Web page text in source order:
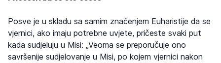
Posve je u skladu sa samim značenjem Euharistije da se
vjernici, ako imaju potrebne uvjete, pričeste svaki put
kada sudjeluju u Misi: „Veoma se preporučuje ono
savršenije sudjelovanje u Misi, po kojem vjernici nakon